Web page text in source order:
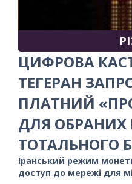
ЦИФРОВА
ТЕГЕРАН
ПЛАТНИЙ
ДЛЯ ОБРАНИХ
ТОТАЛЬНОГО
Іранський режим
доступ до мережі для